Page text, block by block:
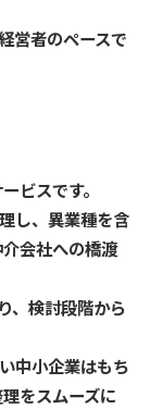
営者のペースで
ビスです。
し、異業種を含
会社への橋渡
、検討段階から
中小企業はもち
をスムーズに